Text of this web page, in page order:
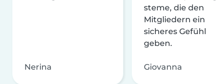
Nerina
steme, die den
Mitgliedern ein
sicheres Gefühl
geben.
Giovanna